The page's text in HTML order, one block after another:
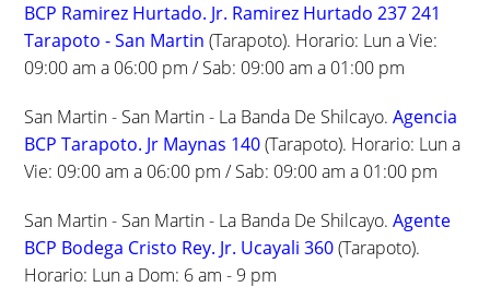
BCP Ramirez Hurtado. Jr. Ramirez Hurtado 237 241
Tarapoto - San Martin (Tarapoto). Horario: Lun a Vie:
09:00 am a 06:00 pm / Sab: 09:00 am a 01:00 pm
San Martin - San Martin - La Banda De Shilcayo.Agencia
BCP Tarapoto. Jr Maynas 140(Tarapoto). Horario: Lun a
Vie: 09:00 am a 06:00 pm / Sab: 09:00 am a 01:00 pm
San Martin - San Martin - La Banda De Shilcayo.Agente
BCP Bodega Cristo Rey. Jr. Ucayali 360(Tarapoto).
Horario: Lun a Dom: 6 am - 9 pm